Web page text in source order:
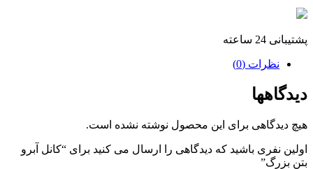
پشتیبانی 24 ساعته
نظرات (0)
دیدگاهها
هیچ دیدگاهی برای این محصول نوشته نشده است.
اولین نفری باشید که دیدگاهی را ارسال می کنید برای “کانل آبرو
بتن بزرگ”